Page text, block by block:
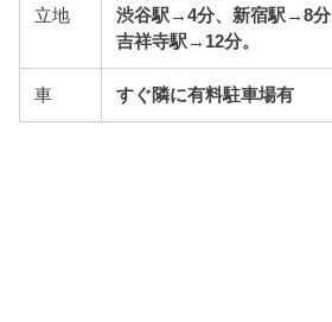
立地
渋谷駅→4分、新宿駅→8分
吉祥寺駅→12分。
車 すぐ隣に有料駐車場有